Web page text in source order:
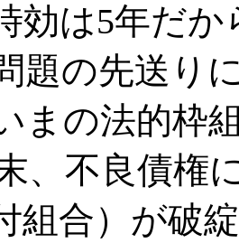
効は5年だ
題の先送り
まの法的枠
、不良債権
組合）が破